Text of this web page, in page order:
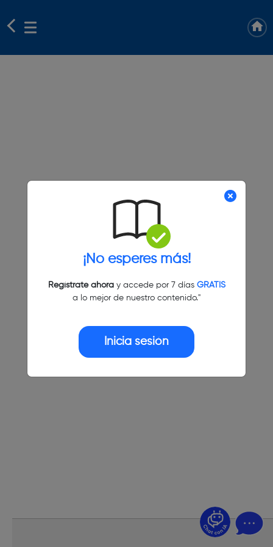
¡No esperes más!
Regístrate ahoray accede por 7 días GRATIS
a lo mejor de nuestro contenido."
Inicia sesión